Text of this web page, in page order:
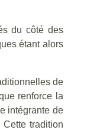
du côté des
étant alors
de
renforce la
intégrante de
tradition